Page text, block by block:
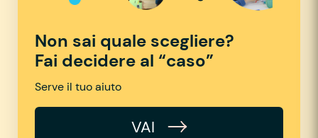
Non sai quale scegliere?
Fai decidere al “caso”
Serve il tuo aiuto
VAI